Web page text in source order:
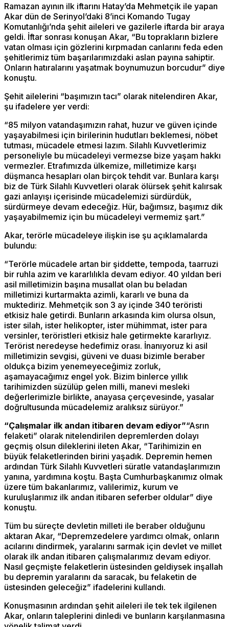
Ramazan ayının ilk iftarını Hatay’da Mehmetçik ile yapan
Akar dün de Serinyol’daki 8’inci Komando Tugay
Komutanlığı’nda şehit aileleri ve gazilerle iftarda bir araya
geldi. İftar sonrası konuşan Akar, “Bu toprakların bizlere
vatan olması için gözlerini kırpmadan canlarını feda eden
şehitlerimiz tüm başarılarımızdaki aslan payına sahiptir.
Onların hatıralarını yaşatmak boynumuzun borcudur” diye
konuştu.
Şehit ailelerini “başımızın tacı” olarak nitelendiren Akar,
şu ifadelere yer verdi:
“85 milyon vatandaşımızın rahat, huzur ve güven içinde
yaşayabilmesi için birilerinin hudutları beklemesi, nöbet
tutması, mücadele etmesi lazım. Silahlı Kuvvetlerimiz
personeliyle bu mücadeleyi vermezse bize yaşam hakkı
vermezler. Etrafımızda ülkemize, milletimize karşı
düşmanca hesapları olan birçok tehdit var. Bunlara karşı
biz de Türk Silahlı Kuvvetleri olarak ölürsek şehit kalırsak
gazi anlayışı içerisinde mücadelemizi sürdürdük,
sürdürmeye devam edeceğiz. Hür, bağımsız, başımız dik
yaşayabilmemiz için bu mücadeleyi vermemiz şart.”
Akar, terörle mücadeleye ilişkin ise şu açıklamalarda
bulundu:
“Terörle mücadele artan bir şiddette, tempoda, taarruzi
bir ruhla azim ve kararlılıkla devam ediyor. 40 yıldan beri
asil milletimizin başına musallat olan bu beladan
milletimizi kurtarmakta azimli, kararlı ve buna da
muktediriz. Mehmetçik son 3 ay içinde 340 teröristi
etkisiz hale getirdi. Bunların arkasında kim olursa olsun,
ister silah, ister helikopter, ister mühimmat, ister para
versinler, teröristleri etkisiz hale getirmekte kararlıyız.
Terörist neredeyse hedefimiz orası. İnanıyoruz ki asil
milletimizin sevgisi, güveni ve duası bizimle beraber
oldukça bizim yenemeyeceğimiz zorluk,
aşamayacağımız engel yok. Bizim binlerce yıllık
tarihimizden süzülüp gelen milli, manevi mesleki
değerlerimizle birlikte, anayasa çerçevesinde, yasalar
doğrultusunda mücadelemiz aralıksız sürüyor.”
“Çalışmalar ilk andan itibaren devam ediyor”“Asrın
felaketi” olarak nitelendirilen depremlerden dolayı
geçmiş olsun dileklerini ileten Akar, “Tarihimizin en
büyük felaketlerinden birini yaşadık. Depremin hemen
ardından Türk Silahlı Kuvvetleri süratle vatandaşlarımızın
yanına, yardımına koştu. Başta Cumhurbaşkanımız olmak
üzere tüm bakanlarımız, valilerimiz, kurum ve
kuruluşlarımız ilk andan itibaren seferber oldular” diye
konuştu.
Tüm bu süreçte devletin milleti ile beraber olduğunu
aktaran Akar, “Depremzedelere yardımcı olmak, onların
acılarını dindirmek, yaralarını sarmak için devlet ve millet
olarak ilk andan itibaren çalışmalarımız devam ediyor.
Nasıl geçmişte felaketlerin üstesinden geldiysek inşallah
bu depremin yaralarını da saracak, bu felaketin de
üstesinden geleceğiz” ifadelerini kullandı.
Konuşmasının ardından şehit aileleri ile tek tek ilgilenen
Akar, onların taleplerini dinledi ve bunların karşılanmasına